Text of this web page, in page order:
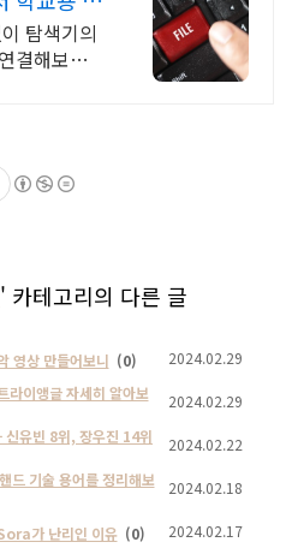
탐색기의
결해보세
' 카테고리의 다른 글
영상 만들어보니 (0)
2024.02.29
라이앵글 자세히 알아보
2024.02.29
유빈 8위, 장우진 14위
2024.02.22
드 기술 용어를 정리해보
2024.02.18
가 난리인 이유 (0)
2024.02.17